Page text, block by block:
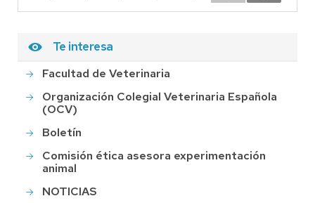
Te interesa
Facultad de Veterinaria
Organización Colegial Veterinaria Española
(OCV)
Boletín
Comisión ética asesora experimentación
animal
NOTICIAS